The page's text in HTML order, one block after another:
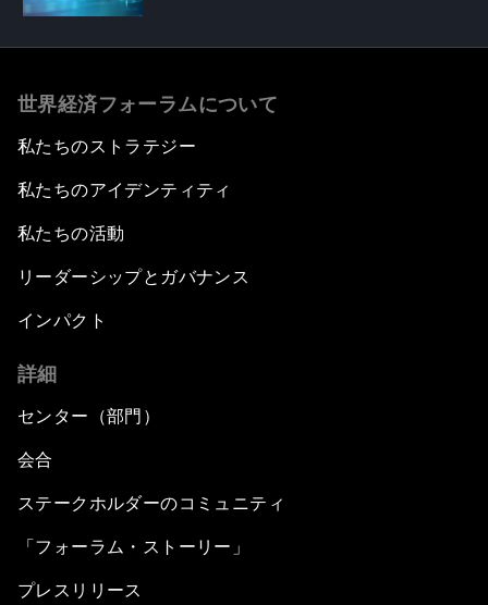
世界経済フォーラムについて
私たちのストラテジー
私たちのアイデンティティ
私たちの活動
リーダーシップとガバナンス
インパクト
詳細
センター（部門）
会合
ステークホルダーのコミュニティ
「フォーラム・ストーリー」
プレスリリース